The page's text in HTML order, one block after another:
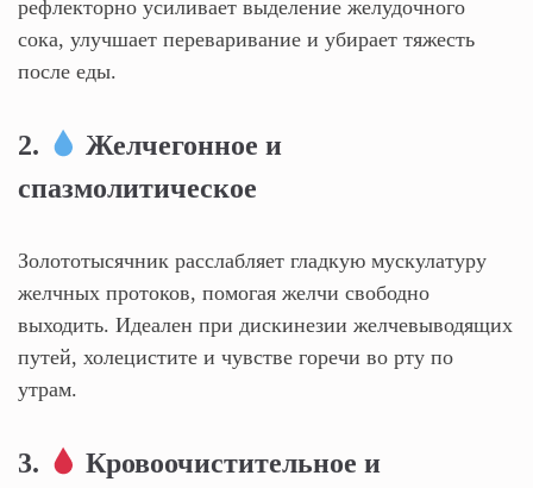
рефлекторно усиливает выделение желудочного
сока, улучшает переваривание и убирает тяжесть
после еды.
2.
Желчегонное и
спазмолитическое
Золототысячник расслабляет гладкую мускулатуру
желчных протоков, помогая желчи свободно
выходить. Идеален при дискинезии желчевыводящих
путей, холецистите и чувстве горечи во рту по
утрам.
3.
Кровоочистительное и